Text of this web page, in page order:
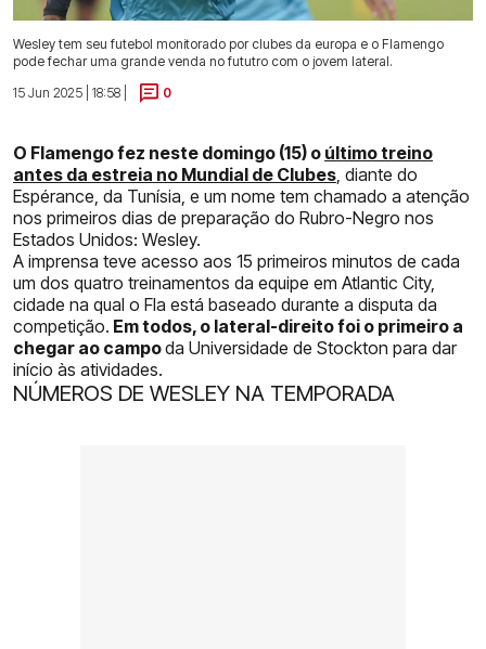
Wesley tem seu futebol monitorado por clubes da europa e o Flamengo
pode fechar uma grande venda no fututro com o jovem lateral.
15 Jun 2025 | 18:58 |
0
O Flamengo fez neste domingo (15) o último treino
antes da estreia no Mundial de Clubes, diante do
Espérance, da Tunísia, e um nome tem chamado a atenção
nos primeiros dias de preparação do Rubro-Negro nos
Estados Unidos: Wesley.
A imprensa teve acesso aos 15 primeiros minutos de cada
um dos quatro treinamentos da equipe em Atlantic City,
cidade na qual o Fla está baseado durante a disputa da
competição. Em todos, o lateral-direito foi o primeiro a
chegar ao campoda Universidade de Stockton para dar
início às atividades.
NÚMEROS DE WESLEY NA TEMPORADA